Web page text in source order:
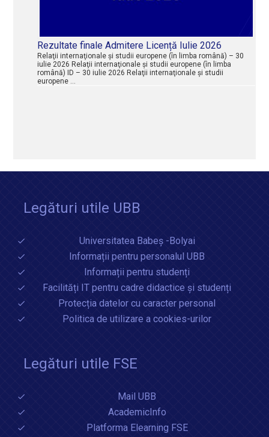
Rezultate finale Admitere Licență Iulie 2026
Relaţii internaţionale şi studii europene (în limba română) – 30
iulie 2026 Relaţii internaţionale şi studii europene (în limba
română) ID – 30 iulie 2026 Relaţii internaţionale şi studii
europene …
Legături utile UBB
Universitatea Babeș -Bolyai
Informații pentru personalul UBB
Informații pentru studenți
Facilități IT pentru cadre didactice și studenți
Protecția datelor cu caracter personal
Politica de utilizare a cookies-urilor
Legături utile FSE
Mail UBB
AcademicInfo
Platforma Elearning FSE